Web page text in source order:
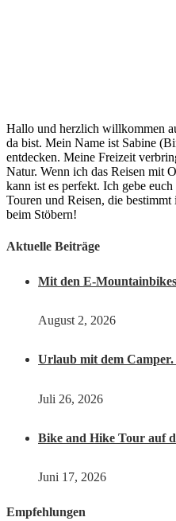
Hallo und herzlich willkommen
da bist. Mein Name ist Sabine
entdecken. Meine Freizeit
Natur. Wenn ich das Reisen mit
kann ist es perfekt. Ich gebe
Touren und Reisen, die
beim Stöbern!
Aktuelle Beiträge
Mit den E-
August 2, 2026
Urlaub mit dem
Juli 26, 2026
Bike and Hike Tour auf
Juni 17, 2026
Empfehlungen